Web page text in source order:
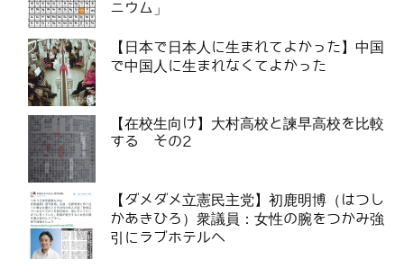
ニウム」
【日本で日本人に生まれてよかった】中国
で中国人に生まれなくてよかった
【在校生向け】大村高校と諫早高校を比較
する その2
【ダメダメ立憲民主党】初鹿明博（はつし
かあきひろ）衆議員：女性の腕をつかみ強
引にラブホテルへ